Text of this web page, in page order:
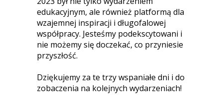
edukacyjnym, ale również platformą dla
wzajemnej inspiracji i długofalowej
współpracy. Jesteśmy podekscytowani i
nie możemy się doczekać, co przyniesie
przyszłość.
Dziękujemy za te trzy wspaniałe dni i do
zobaczenia na kolejnych wydarzeniach!